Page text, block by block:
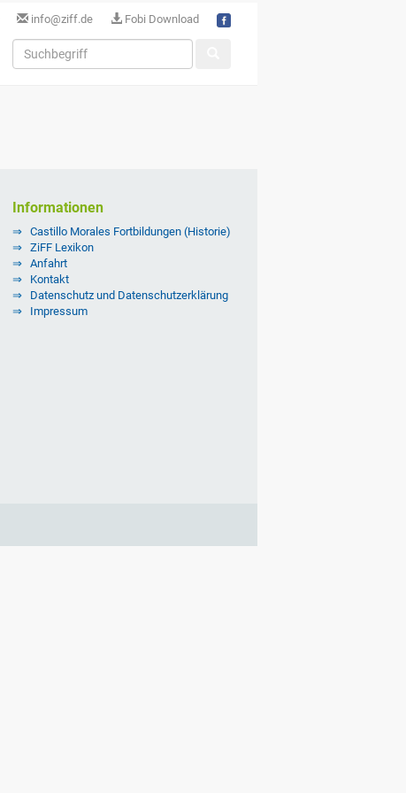
info@ziff.de Fobi Download
Informationen
Castillo Morales Fortbildungen (Historie)
ZiFF Lexikon
Anfahrt
Kontakt
Datenschutz und Datenschutzerklärung
Impressum